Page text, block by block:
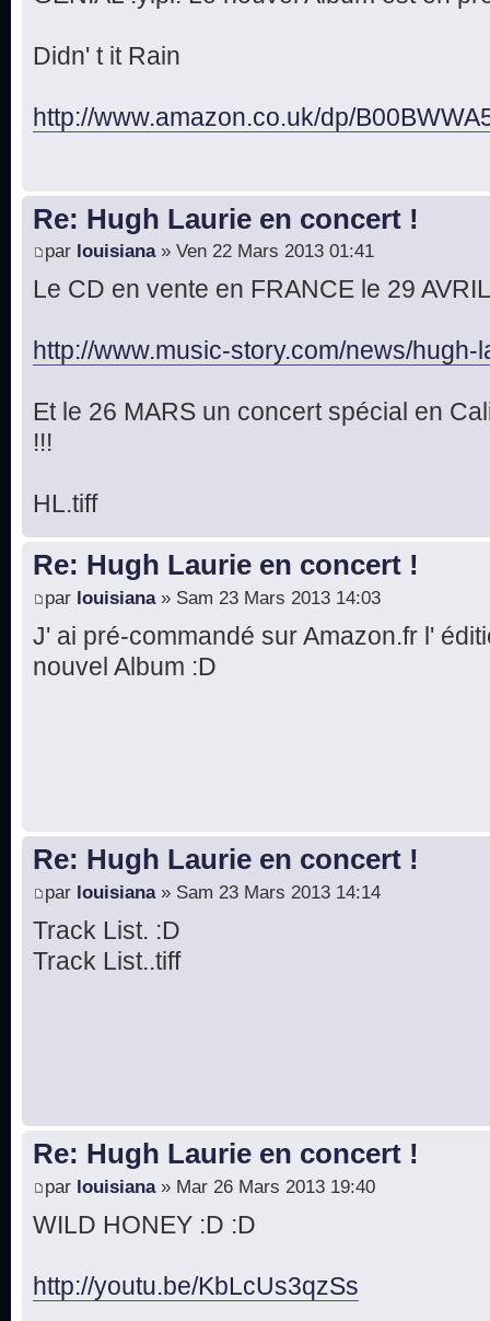
Didn' t it Rain
http://www.amazon.co.uk/dp/
Re: Hugh Laurie en concert !
par louisiana» Ven 22 Mars 2013 01:41
Le CD en vente en FRANCE le 29
http://www.music-story.com/news/hugh-
Et le 26 MARS un concert spécial en
!!!
HL.tiff
Re: Hugh Laurie en concert !
par louisiana» Sam 23 Mars 2013 14:03
J' ai pré-commandé sur Amazon.fr l'
nouvel Album :D
Re: Hugh Laurie en concert !
par louisiana» Sam 23 Mars 2013 14:14
Track List. :D
Track List..tiff
Re: Hugh Laurie en concert !
par louisiana» Mar 26 Mars 2013 19:40
WILD HONEY :D :D
http://youtu.be/KbLcUs3qzSs